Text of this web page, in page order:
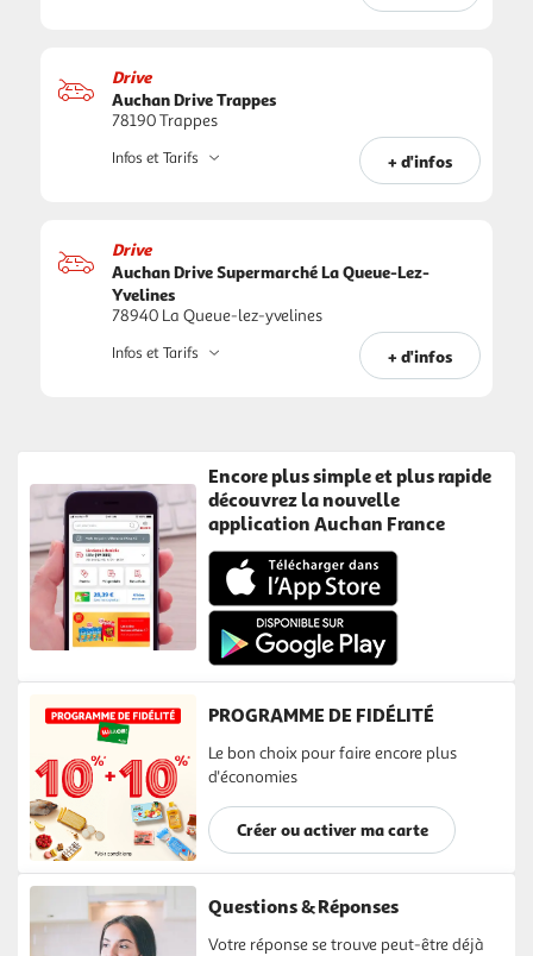
Drive
Auchan Drive Trappes
78190 Trappes
+ d'infos
Infos et Tarifs
Drive
Auchan Drive Supermarché La Queue-Lez-
Yvelines
78940 La Queue-lez-yvelines
+ d'infos
Infos et Tarifs
Encore plus simple et plus rapide
découvrez la nouvelle
application Auchan France
PROGRAMME DE FIDÉLITÉ
Le bon choix pour faire encore plus
d'économies
Créer ou activer ma carte
Questions & Réponses
Votre réponse se trouve peut-être déjà